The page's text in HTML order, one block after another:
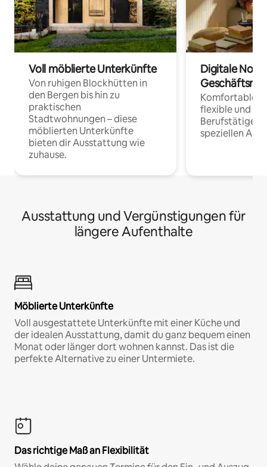
Voll möblierte Unterkünfte
Von ruhigen Blockhütten in
den Bergen bis hin zu
praktischen
Stadtwohnungen – diese
möblierten Unterkünfte
bieten dir Ausstattung wie
zuhause.
Digitale
Komfortable
flexible und
Berufstätige
speziellen
Ausstattung und Vergünstigungen für
längere Aufenthalte
Möblierte Unterkünfte
Voll ausgestattete Unterkünfte mit einer Küche und
der idealen Ausstattung, damit du ganz bequem einen
Monat oder länger dort wohnen kannst. Das ist die
perfekte Alternative zu einer Untermiete.
Das richtige Maß an Flexibilität